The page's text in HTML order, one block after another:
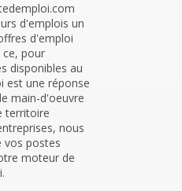
d'emplois un
d'emploi
pour
disponibles au
est une réponse
main-d'oeuvre
territoire
nous
vos postes
moteur de